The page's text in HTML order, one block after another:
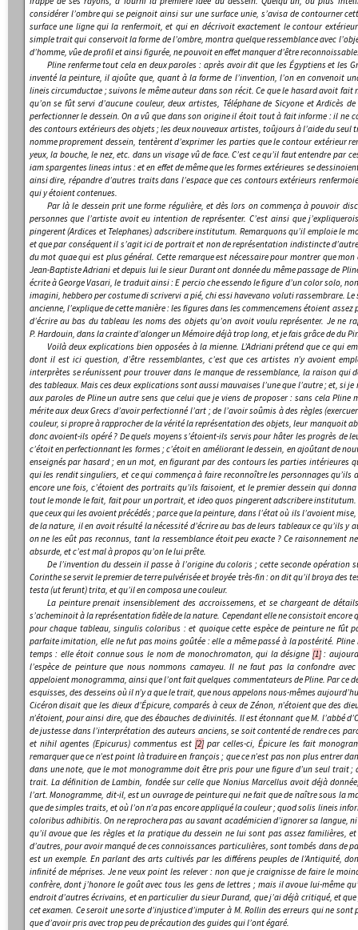
considérer l’ombre qui se peignoit ainsi sur une surface unie, s’avisa de contourner
surface une ligne qui la renfermoit, et qui en décrivoit exactement le contour
simple trait qui conservoit la forme de l’ombre, montra quelque ressemblance avec
d’homme, vûe de profil et ainsi figurée, ne pouvoit en effet manquer d’être
Pline renferme tout cela en deux paroles : après avoir dit que les Égyptiens et les
inventé la peinture, il ajoûte que, quant à la forme de l’invention, l’on en convenoit
lineis circumductae ; suivons le même auteur dans son récit. Ce que le hasard avoit
qu’on se fût servi d’aucune couleur, deux artistes, Téléphane de Sicyone et Ardicès
perfectionner le dessein. On a vû que dans son origine il étoit tout à fait informe : il ne
des contours extérieurs des objets ; les deux nouveaux artistes, toûjours à l’aide du seul
nomme proprementdessein, tentèrent d’exprimer les parties que le contour extérieur
yeux, la bouche, le nez, etc. dans un visage vû de face. C’est ce qu’il faut entendre par
iam spargentes lineas intus: et en effet de même que les formes extérieures se
ainsi dire, répandre d’autres traits dans l’espace que ces contours extérieurs
qui y étoient contenues.
Par là le dessein prit une forme régulière, et dès lors on commença à pouvoir
personnes que l’artiste avoit eu intention de représenter. C’est ainsi que
pingerent (Ardices et Telephanes) adscribere institutum. Remarquons qu’il emploie le
et que par conséquent il s’agit ici de portrait et non de représentation indistincte
du mot quaequi est plus général. Cette remarque est nécessaire pour montrer que
Jean-Baptiste Adriani et depuis lui le sieur Durant ont donnée du même passage de
écrite à George Vasari, le traduit ainsi :E percio che essendo le figure d’un color solo,
imagini, hebbero per costume di scrivervi a pié, chi essi havevano voluti rassembrare. Le
ancienne, l’explique de cette manière :les figures dans les commencemens étoient
d’écrire au bas du tableau les noms des objets qu’on avoit voulu représenter. Je ne
P. Hardouin, dans la crainte d’alonger un Mémoire déjà trop long, et je fais grâce de du
Voilà deux explications bien opposées à la mienne. L’Adriani prétend que ce qui
dont il est ici question, d’être ressemblantes, c’est que ces artistes n’y avoient
interprètes se réunissent pour trouver dans le manque de ressemblance, la raison qui
des tableaux. Mais ces deux explications sont aussi mauvaises l’une que l’autre ; et, si
aux paroles de Pline un autre sens que celui que je viens de proposer : sans cela
mérite aux deux Grecs d’avoir perfectionné l’art ; de l’avoir soûmis à des règles (
couleur, si propre à rapprocher de la vérité la représentation des objets, leur manquoit
donc avoient-ils opéré ? De quels moyens s’étoient-ils servis pour hâter les progrès de
c’étoit en perfectionnant les formes ; c’étoit en améliorant le dessein, en ajoûtant de
enseignés par hasard ; en un mot, en figurant par des contours les parties intérieures
qui les rendit singuliers, et ce qui commença à faire reconnoître les personnages qu’ils
encore une fois, c’étoient des portraits qu’ils faisoient, et le premier dessein qui
tout le monde le fait, fait pour un portrait,et ideo quos pingerent adscribere institutum.
que ceux qui les avoient précédés ; parce que la peinture, dans l’état où ils l’avoient
de la nature, il en avoit résulté la nécessité d’écrire au bas de leurs tableaux ce qu’ils y
on ne les eût pas reconnus, tant la ressemblance étoit peu exacte ? Ce raisonnement
absurde, et c’est mal à propos qu’on le lui prête.
De l’invention du dessein il passe à l’origine du coloris ; cette seconde opération
Corinthe se servit le premier de terre pulvérisée et broyée très-fin : on dit qu’il broya des
testa (ut ferunt) trita, et qu’il en composa une couleur.
La peinture prenait insensiblement des accroissemens, et se chargeant de
s’acheminoit à la représentation fidèle de la nature. Cependant elle ne consistoit encore
pour chaque tableau, singulis coloribus : et quoique cette espèce de peinture ne fût
parfaite imitation, elle ne fut pas moins goûtée : elle a même passé à la postérité.
temps : elle étoit connue sous le nom de monochromaton, qui la désigne [1]:
l’espèce de peinture que nous nommons camayeu. Il ne faut pas la confondre avec
appeloientmonogramma, ainsi que l’ont fait quelques commentateurs de Pline. Par ce
esquisses, des desseins où il n’y a que le trait, que nous appelons nous-mêmes
Cicéron disait que les dieux d’Épicure, comparés à ceux de Zénon, n’étoient quedes
n’étoient, pour ainsi dire, que desébauches de divinités. Il est étonnant que M. l’abbé
de justesse dans l’interprétation des auteurs anciens, se soit contenté de rendre ces
et nihil agentes (Epicurus) commentus est [2]par celles-ci,Épicure les fait
remarquer que ce n’est point là traduire en françois ; que ce n’est pas non plus entrer
dans une note, que le motmonogrammedoit être pris pour une figure d’un seul trait;
trait. La définition de Lambin, fondée sur celle que Nonius Marcellus avoit déjà
l’art.Monogramme, dit-il, est un ouvrage de peinture qui ne fait que de naître sous la
que de simples traits, et où l’on n’a pas encore appliqué la couleur ;quod solis lineis
coloribus adhibitis. On ne reprochera pas au savant académicien d’ignorer sa langue,
qu’il avoue que les règles et la pratique du dessein ne lui sont pas assez familières,
d’autres, pour avoir manqué de ces connoissances particulières, sont tombés dans de
est un exemple. En parlant des arts cultivés par les différens peuples de l’Antiquité,
infinité de méprises. Je ne veux point les relever : non que je craignisse de faire le
confrère, dont j’honore le goût avec tous les gens de lettres ; mais il avoue lui-même
endroit d’autres écrivains, et en particulier du sieur Durand, que j’ai déjà critiqué, et
cet examen. Ce seroit une sorte d’injustice d’imputer à M. Rollin des erreurs qui ne
que d’avoir pris avec trop peu de précaution des guides qui l’ont égaré.